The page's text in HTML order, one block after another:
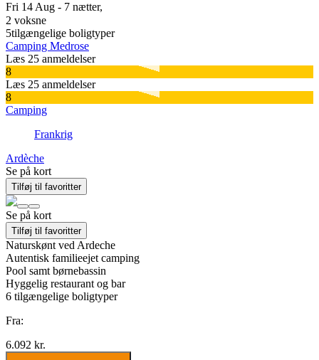
Fri 14 Aug - 7 nætter,
2 voksne
5tilgængelige boligtyper
Camping Medrose
Læs 25 anmeldelser
8
Læs 25 anmeldelser
8
Camping
Frankrig
Ardèche
Se på kort
Tilføj til favoritter
Se på kort
Tilføj til favoritter
Naturskønt ved Ardeche
Autentisk familieejet camping
Pool samt børnebassin
Hyggelig restaurant og bar
6 tilgængelige boligtyper
Fra:
6.092 kr.